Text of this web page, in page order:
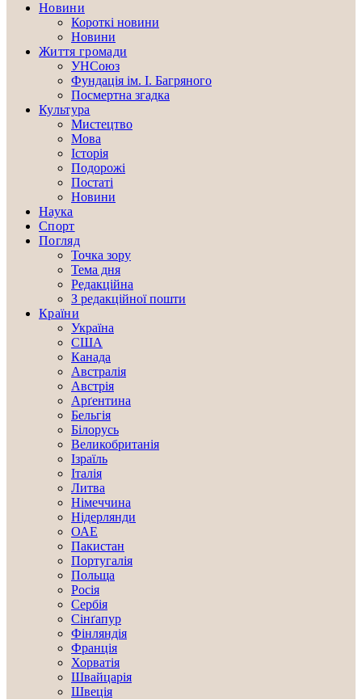
Новини
Короткі новини
Новини
Життя громади
УНСоюз
Фундація ім. І. Багряного
Посмертна згадка
Культура
Мистецтво
Мова
Історія
Подорожі
Постаті
Новини
Наука
Спорт
Погляд
Точка зору
Тема дня
Редакційна
З редакційної пошти
Країни
Україна
США
Канада
Австралія
Австрія
Арґентина
Бельгія
Білорусь
Великобританія
Ізраїль
Італія
Литва
Німеччина
Нідерлянди
ОАЕ
Пакистан
Португалія
Польща
Росія
Сербія
Сінґапур
Фінляндія
Франція
Хорватія
Швайцарія
Швеція